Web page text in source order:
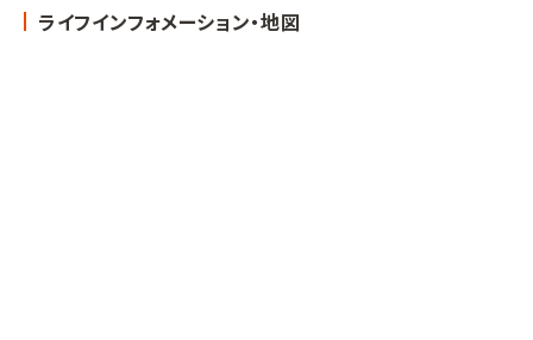
ライフインフォメーション・地図